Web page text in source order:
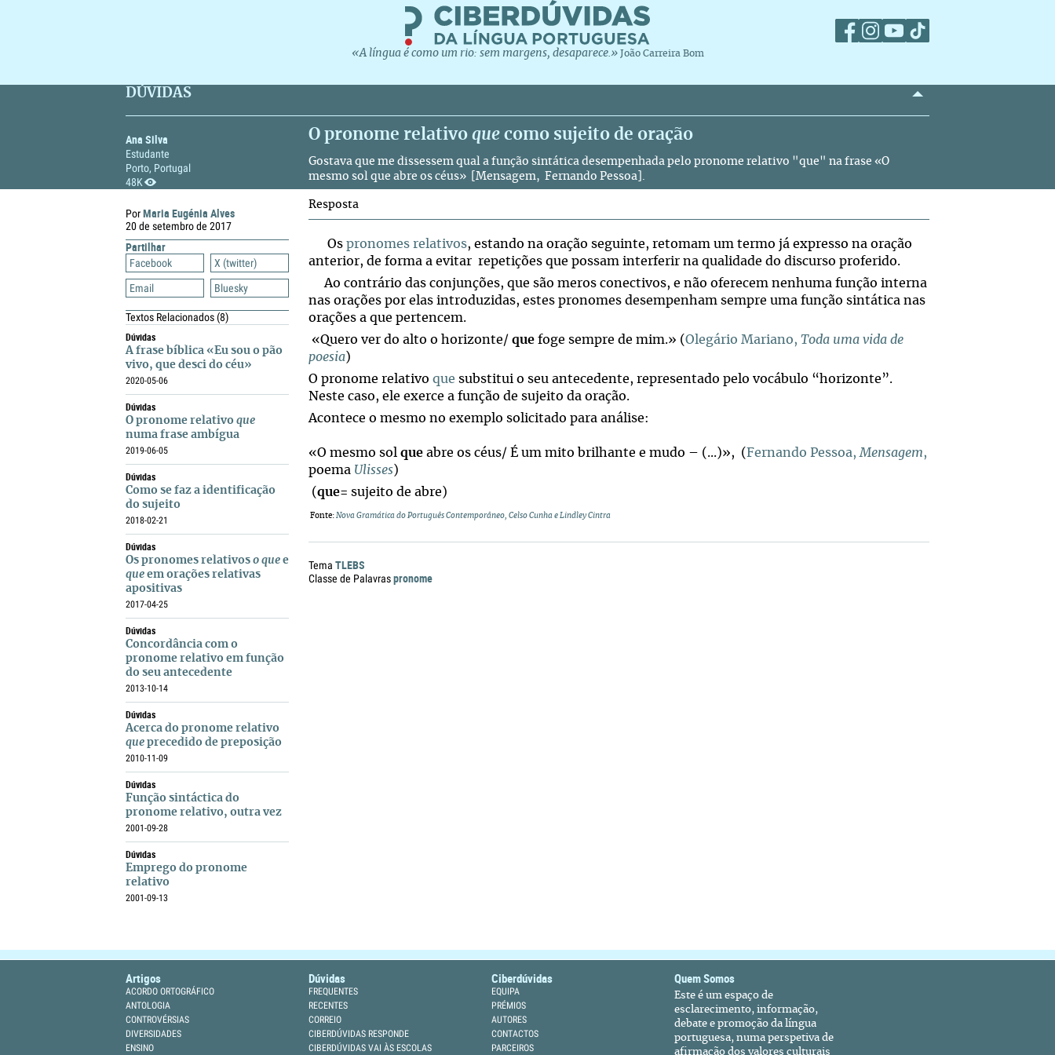
«A língua é como um rio: sem margens, desaparece.» João Carreira Bom
DÚVIDAS
Ana Silva
Estudante
Porto, Portugal
48K
O pronome relativo que como sujeito de oração
Gostava que me dissessem qual a função sintática desempenhada pelo pronome relativo "que" na frase «O
mesmo sol que abre os céus» [ Mensagem, Fernando Pessoa ].
PorMaria Eugénia Alves
20 de setembro de 2017
Partilhar
Facebook
X (twitter)
Email
Bluesky
Textos Relacionados(8)
Dúvidas
A frase bíblica «Eu sou o pão
vivo, que desci do céu»
2020-05-06
Dúvidas
O pronome relativo que
numa frase ambígua
2019-06-05
Dúvidas
Como se faz a identificação
do sujeito
2018-02-21
Dúvidas
Os pronomes relativos o que e
que em orações relativas
apositivas
2017-04-25
Dúvidas
Concordância com o
pronome relativo em função
do seu antecedente
2013-10-14
Dúvidas
Acerca do pronome relativo
que precedido de preposição
2010-11-09
Dúvidas
Função sintáctica do
pronome relativo, outra vez
2001-09-28
Dúvidas
Emprego do pronome
relativo
2001-09-13
Resposta
Os pronomes relativos, estando na oração seguinte, retomam um termo já expresso na oração
anterior, de forma a evitar repetições que possam interferir na qualidade do discurso proferido.
Ao contrário das conjunções, que são meros conectivos, e não oferecem nenhuma função interna
nas orações por elas introduzidas, estes pronomes desempenham sempre uma função sintática nas
orações a que pertencem.
«Quero ver do alto o horizonte/ que foge sempre de mim.» (Olegário Mariano, Toda uma vida de
poesia)
O pronome relativo que substitui o seu antecedente, representado pelo vocábulo “horizonte”.
Neste caso, ele exerce a função de sujeito da oração.
Acontece o mesmo no exemplo solicitado para análise:
«O mesmo sol que abre os céus/ É um mito brilhante e mudo – (...)», ( Fernando Pessoa, Mensagem,
poema Ulisses)
(que= sujeito de abre)
Fonte: Nova Gramática do Português Contemporâneo, Celso Cunha e Lindley Cintra
Tema TLEBS
Classe de Palavraspronome
Artigos
ACORDO ORTOGRÁFICO
ANTOLOGIA
CONTROVÉRSIAS
DIVERSIDADES
ENSINO
Dúvidas
FREQUENTES
RECENTES
CORREIO
CIBERDÚVIDAS RESPONDE
CIBERDÚVIDAS VAI ÀS ESCOLAS
Ciberdúvidas
EQUIPA
PRÉMIOS
AUTORES
CONTACTOS
PARCEIROS
Quem Somos
Este é um espaço de
esclarecimento, informação,
debate e promoção da língua
portuguesa, numa perspetiva de
afirmação dos valores culturais